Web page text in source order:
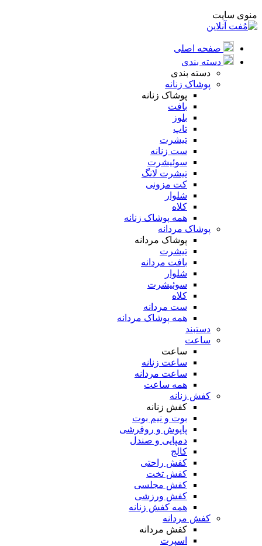
منوی سایت
صفحه اصلی
دسته بندی
دسته بندی
پوشاک زنانه
پوشاک زنانه
بافت
بلوز
تاپ
تیشرت
ست زنانه
سوئیشرت
تیشرت لانگ
کت مزونی
شلوار
کلاه
همه پوشاک زنانه
پوشاک مردانه
پوشاک مردانه
تیشرت
بافت مردانه
شلوار
سوئیشرت
کلاه
ست مردانه
همه پوشاک مردانه
دستبند
ساعت
ساعت
ساعت زنانه
ساعت مردانه
همه ساعت
کفش زنانه
کفش زنانه
بوت و نیم بوت
پاپوش و روفرشی
دمپایی و صندل
کالج
کفش راحتی
کفش تخت
کفش مجلسی
کفش ورزشی
همه کفش زنانه
کفش مردانه
کفش مردانه
اسپرت